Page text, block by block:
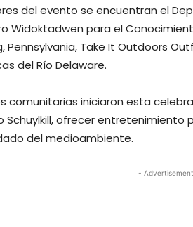
del evento se encuentran el
Widoktadwen para el
Pennsylvania, Take It Outdoors
del Río Delaware.
comunitarias iniciaron esta
Schuylkill, ofrecer
del medioambiente.
-